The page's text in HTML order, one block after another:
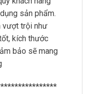
sản phẩm.
vượt trội như
kích thước
bảo sẽ mang